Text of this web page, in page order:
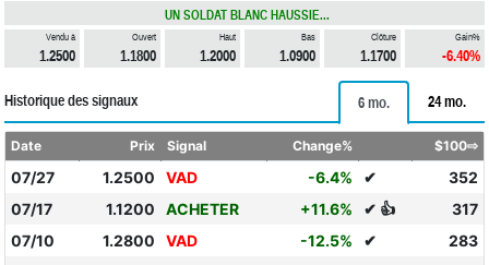
UN SOLDAT BLANC HAUSSIE...
Vendu à
1.2500
Ouvert
1.1800
Haut
1.2000
Bas
1.0900
Clôture
1.1700
Gain%
-6.40%
Historique des signaux 6 mo. 24 mo.
Date Prix Signal Change% $100⇨
07/27 1.2500 VAD -6.4% ✔
352
07/17
1.1200 ACHETER +11.6% ✔ 👍
317
07/10
1.2800 VAD -12.5% ✔
283